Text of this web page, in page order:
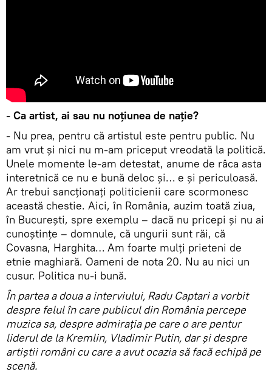
- Ca artist, ai sau nu noțiunea de nație?
- Nu prea, pentru că artistul este pentru public. Nu
am vrut și nici nu m-am priceput vreodată la politică.
Unele momente le-am detestat, anume de râca asta
interetnică ce nu e bună deloc și… e și periculoasă.
Ar trebui sancționați politicienii care scormonesc
această chestie. Aici, în România, auzim toată ziua,
în București, spre exemplu – dacă nu pricepi și nu ai
cunoștințe – domnule, că ungurii sunt răi, că
Covasna, Harghita… Am foarte mulți prieteni de
etnie maghiară. Oameni de nota 20. Nu au nici un
cusur. Politica nu-i bună.
În partea a doua a interviului, Radu Captari a vorbit
despre felul în care publicul din România percepe
muzica sa, despre admirația pe care o are pentur
liderul de la Kremlin, Vladimir Putin, dar și despre
artiștii români cu care a avut ocazia să facă echipă pe
scenă.